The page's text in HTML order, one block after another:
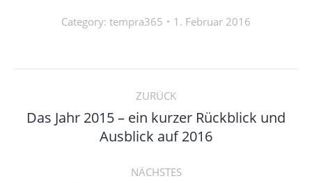
Category: tempra365 1. Februar 2016
Kommentarnavigation
ZURÜCK
Vorheriger
Beitrag:
Das Jahr 2015 – ein kurzer Rückblick und
Ausblick auf 2016
NÄCHSTES